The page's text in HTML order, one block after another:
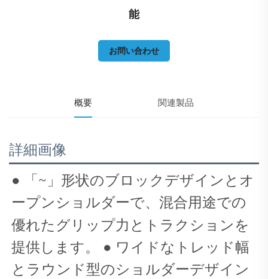
能
お問い合わせ
概要 関連製品
詳細画像
●
「~」形状のブロックデザインとオ
ープンショルダーで、混合用途での
優れたグリップ力とトラクションを
提供します。 ● ワイドなトレッド幅
とラウンド型のショルダーデザイン